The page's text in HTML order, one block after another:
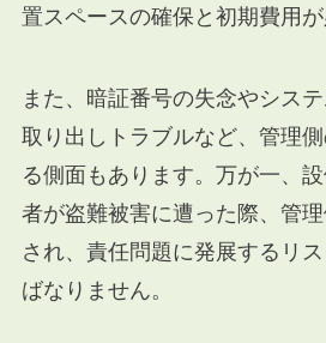
置スペースの確保と初期費用が
また、暗証番号の失念やシス
取り出しトラブルなど、管理
る側面もあります。万が一、
者が盗難被害に遭った際、管
され、責任問題に発展するリ
ばなりません。